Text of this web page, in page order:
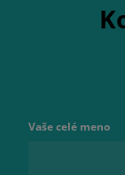
Vaše celé meno